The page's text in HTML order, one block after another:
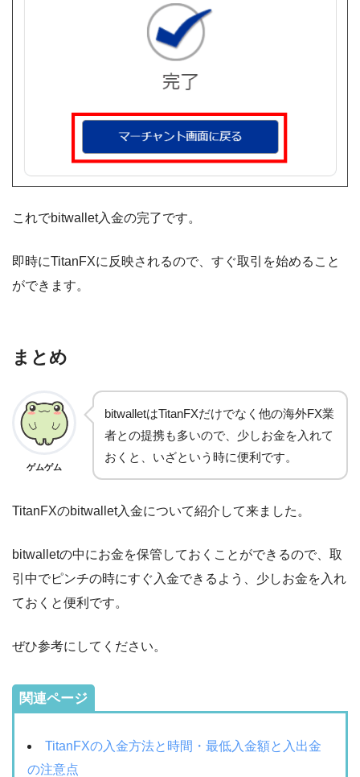
これでbitwallet入金の完了です。
即時にTitanFXに反映されるので、すぐ取引を始めること
ができます。
まとめ
ゲムゲム
bitwalletはTitanFXだけでなく他の海外FX業
者との提携も多いので、少しお金を入れて
おくと、いざという時に便利です。
TitanFXのbitwallet入金について紹介して来ました。
bitwalletの中にお金を保管しておくことができるので、取
引中でピンチの時にすぐ入金できるよう、少しお金を入れ
ておくと便利です。
ぜひ参考にしてください。
関連ページ
TitanFXの入金方法と時間・最低入金額と入出金
の注意点